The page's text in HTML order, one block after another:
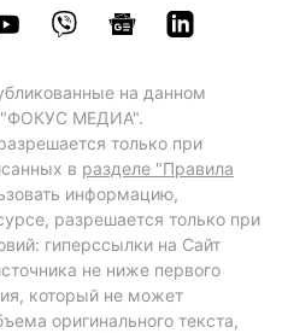
на данном
"ФОКУС МЕДИА".
только при
в разделе "Правила
информацию,
разрешается только при
гиперссылки на Сайт
не ниже первого
который не может
оригинального текста,